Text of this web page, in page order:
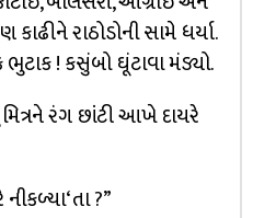
રાઠોડોની સામે ધર્યા.
! કસુંબો ઘૂંટાવા મંડ્યો.
રંગ છાંટી આખે દાયરે
?”